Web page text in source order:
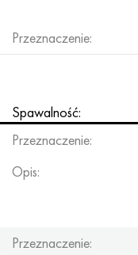
Przeznaczenie:
Spawalność:
Przeznaczenie:
Opis:
Przeznaczenie: